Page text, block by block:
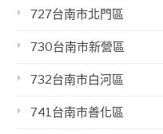
727台南市北門區
730台南市新營區
732台南市白河區
741台南市善化區